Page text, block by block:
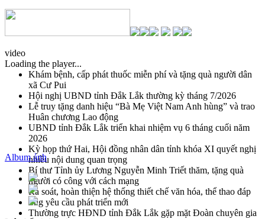
video
Loading the player...
Khám bệnh, cấp phát thuốc miễn phí và tặng quà người dân
xã Cư Pui
Hội nghị UBND tỉnh Đắk Lắk thường kỳ tháng 7/2026
Lễ truy tặng danh hiệu “Bà Mẹ Việt Nam Anh hùng” và trao
Huân chương Lao động
UBND tỉnh Đắk Lắk triển khai nhiệm vụ 6 tháng cuối năm
2026
Kỳ họp thứ Hai, Hội đồng nhân dân tỉnh khóa XI quyết nghị
nhiều nội dung quan trọng
Bí thư Tỉnh ủy Lương Nguyễn Minh Triết thăm, tặng quà
người có công với cách mạng
Rà soát, hoàn thiện hệ thống thiết chế văn hóa, thể thao đáp
ứng yêu cầu phát triển mới
Thường trực HĐND tỉnh Đắk Lắk gặp mặt Đoàn chuyên gia
Album ảnh